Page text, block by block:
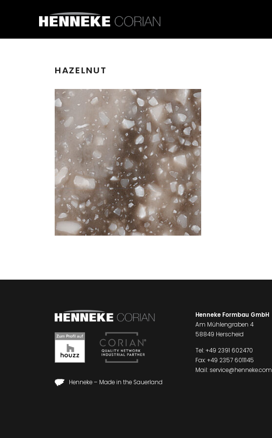
HAZELNUT
Henneke – Made in the Sauerland
Henneke Formbau GmbH
Am Mühlengraben 4
58849 Herscheid
Tel:+49 2391 602470
Fax: +49 2357 6011145
Mail: service@henneke.com